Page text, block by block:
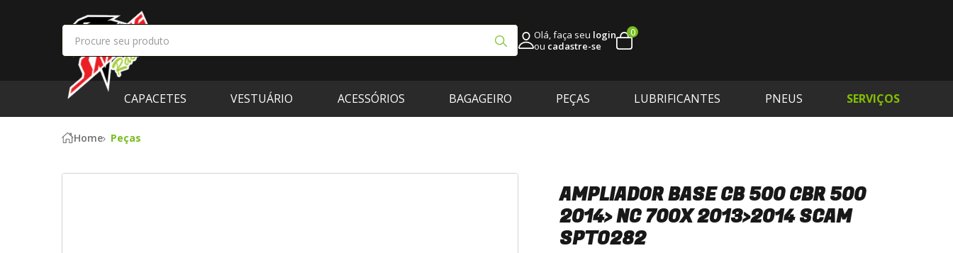
Olá, faça seu login
ou cadastre-se
0
CAPACETES VESTUÁRIO ACESSÓRIOS BAGAGEIRO PEÇAS LUBRIFICANTES PNEUS SERVIÇOS
Home Peças
AMPLIADOR BASE CB 500 CBR 500
2014> NC 700X 2013>2014 SCAM
SPTO282